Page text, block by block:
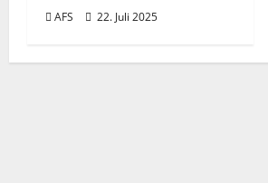
n
AFS 22. Juli 2025